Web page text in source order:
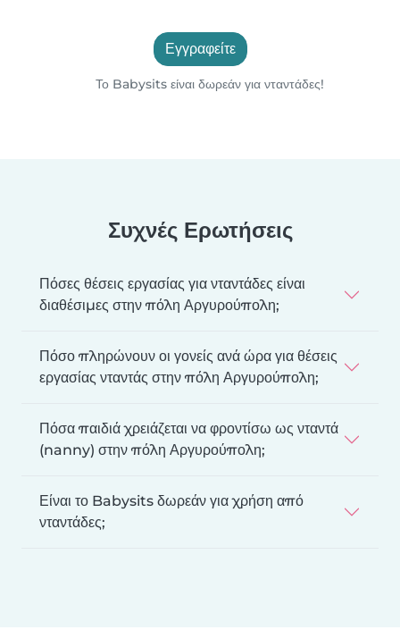
Εγγραφείτε
Το Babysits είναι δωρεάν για νταντάδες!
Συχνές Ερωτήσεις
Πόσες θέσεις εργασίας για νταντάδες είναι
διαθέσιμες στην πόλη Αργυρούπολη;
Πόσο πληρώνουν οι γονείς ανά ώρα για θέσεις
εργασίας νταντάς στην πόλη Αργυρούπολη;
Πόσα παιδιά χρειάζεται να φροντίσω ως νταντά
(nanny) στην πόλη Αργυρούπολη;
Είναι το Babysits δωρεάν για χρήση από
νταντάδες;